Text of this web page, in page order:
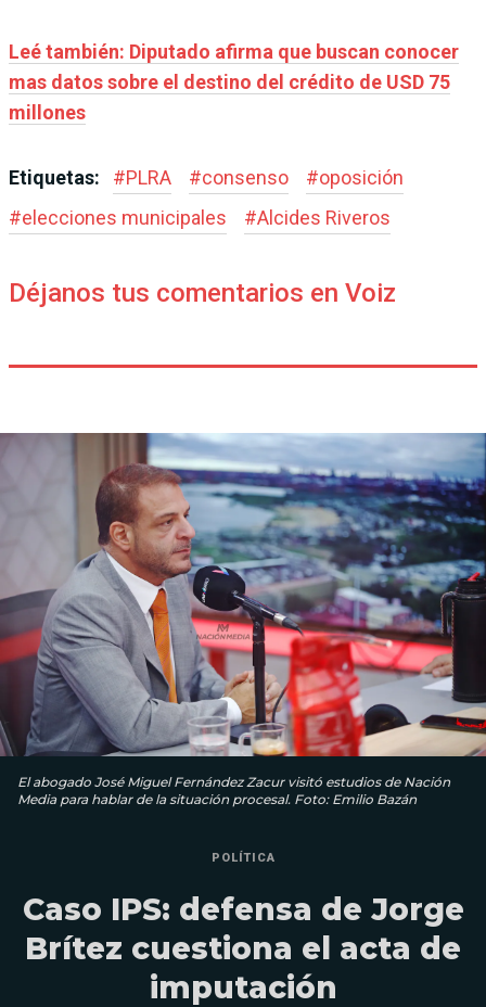
Leé también: Diputado afirma que buscan conocer
mas datos sobre el destino del crédito de USD 75
millones
Etiquetas: #PLRA #consenso #oposición
#elecciones municipales #Alcides Riveros
Déjanos tus comentarios en Voiz
El abogado José Miguel Fernández Zacur visitó estudios de Nación
Media para hablar de la situación procesal. Foto: Emilio Bazán
POLÍTICA
Caso IPS: defensa de Jorge
Brítez cuestiona el acta de
imputación